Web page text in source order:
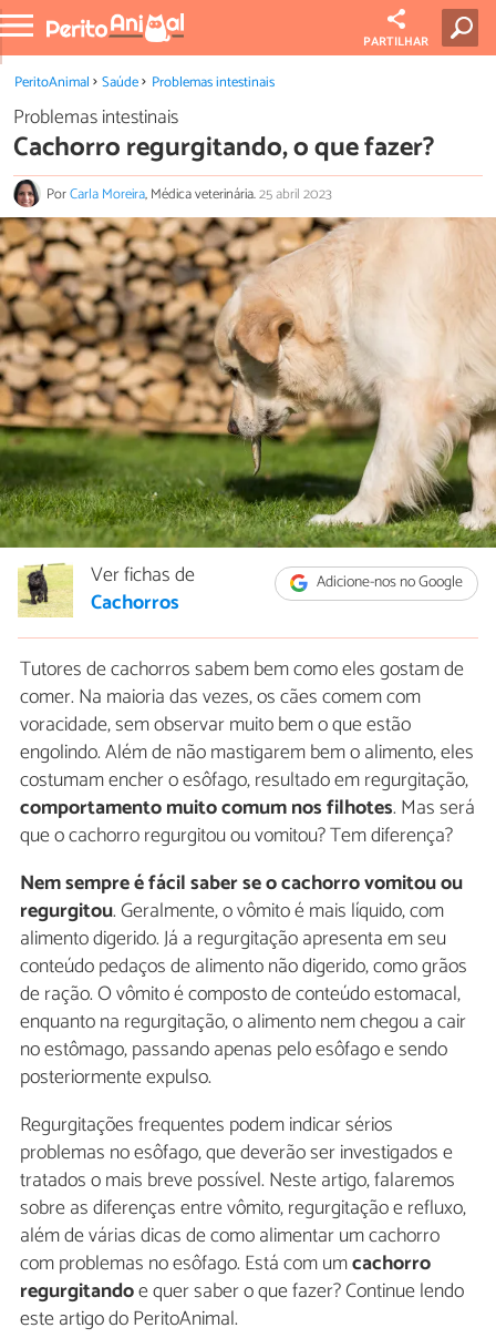
PARTILHAR
PeritoAnimal Saúde Problemas intestinais
Problemas intestinais
Cachorro regurgitando, o que fazer?
PorCarla Moreira, Médica veterinária.25 abril 2023
Adicione-nos no Google
Ver fichas de
Cachorros
Tutores de cachorros sabem bem como eles gostam de
comer. Na maioria das vezes, os cães comem com
voracidade, sem observar muito bem o que estão
engolindo. Além de não mastigarem bem o alimento, eles
costumam encher o esôfago, resultado em regurgitação,
comportamento muito comum nos filhotes. Mas será
que o cachorro regurgitou ou vomitou? Tem diferença?
Nem sempre é fácil saber se o cachorro vomitou ou
regurgitou. Geralmente, o vômito é mais líquido, com
alimento digerido. Já a regurgitação apresenta em seu
conteúdo pedaços de alimento não digerido, como grãos
de ração. O vômito é composto de conteúdo estomacal,
enquanto na regurgitação, o alimento nem chegou a cair
no estômago, passando apenas pelo esôfago e sendo
posteriormente expulso.
Regurgitações frequentes podem indicar sérios
problemas no esôfago, que deverão ser investigados e
tratados o mais breve possível. Neste artigo, falaremos
sobre as diferenças entre vômito, regurgitação e refluxo,
além de várias dicas de como alimentar um cachorro
com problemas no esôfago. Está com umcachorro
regurgitandoe quer saber o que fazer? Continue lendo
este artigo do PeritoAnimal.